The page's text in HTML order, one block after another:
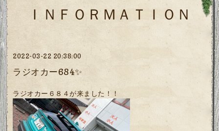
ＩＮＦＯＲＭＡＴＩＯＮ
2022-03-22 20:38:00
ラジオカー684✨
ラジオカー６８４が来ました！！